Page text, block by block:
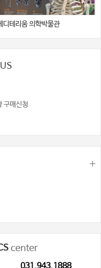
디테리움 의학박물관
US
구매신청
center